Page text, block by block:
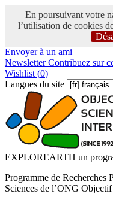
En poursuivant votre
l’utilisation de cookies
Envoyer à un ami
NewsletterContribuez sur
Wishlist (0)
Langues du site
EXPLOREARTH un
Programme de Recherches
Sciences de l’ONG